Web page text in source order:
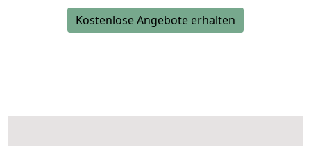
Kostenlose Angebote erhalten